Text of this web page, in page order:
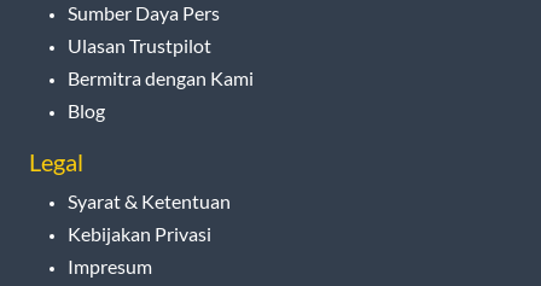
Sumber Daya Pers
Ulasan Trustpilot
Bermitra dengan Kami
Blog
Legal
Syarat & Ketentuan
Kebijakan Privasi
Impresum